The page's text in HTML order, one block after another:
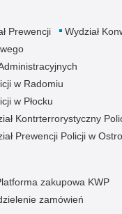
Prewencji
Wydział
w Radomiu
w Płocku
Kontrterrorystyczny
Prewencji Policji w
zakupowa KWP
zamówień